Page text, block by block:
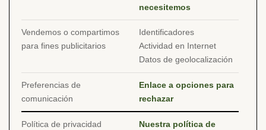
necesitemos
Vendemos o compartimos
para fines publicitarios
Identificadores
Actividad en Internet
Datos de geolocalización
Preferencias de
comunicación
Enlace a opciones para
rechazar
Política de privacidad
Nuestra política de